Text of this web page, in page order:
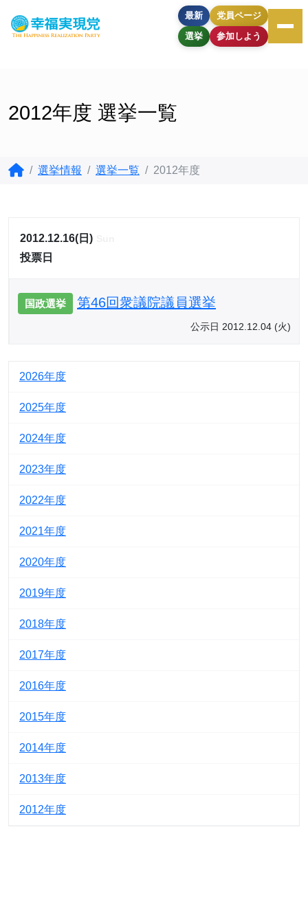
最新
選挙
党員ページ
参加しよう
2012年度 選挙一覧
選挙情報 選挙一覧 2012年度
2012.12.16(日)
投票日
国政選挙 第46回衆議院議員選挙
公示日 2012.12.04 (火)
2026
2025
2024
2023
2022
2021
2020
2019
2018
2017
2016
2015
2014
2013
2012